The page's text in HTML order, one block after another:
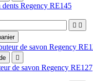
dents Regency RE145
 

de savon Regency RE127